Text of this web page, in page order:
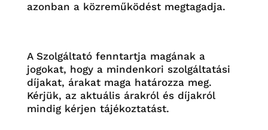
azonban a közreműködést megtagadja.
A Szolgáltató fenntartja magának a
jogokat, hogy a mindenkori szolgáltatási
díjakat, árakat maga határozza meg.
Kérjük, az aktuális árakról és díjakról
mindig kérjen tájékoztatást.